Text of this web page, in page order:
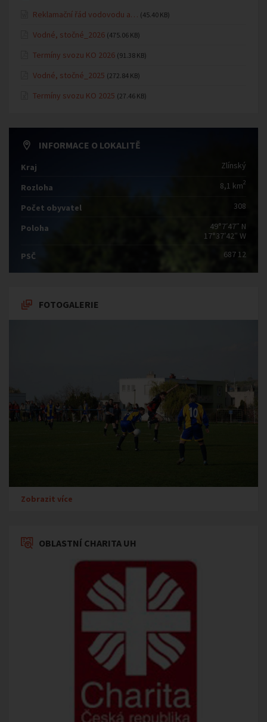
Reklamační řád vodovodu a… (45.40 KB)
Vodné, stočné_2026 (475.06 KB)
Termíny svozu KO 2026 (91.38 KB)
Vodné, stočné_2025 (272.84 KB)
Termíny svozu KO 2025 (27.46 KB)
INFORMACE O LOKALITĚ
Kraj Zlínský
Rozloha 8,1 km2
Počet obyvatel 308
Poloha
49°7′47″ N
17°37′42″ W
PSČ
687 12
FOTOGALERIE
Zobrazit více
OBLASTNÍ CHARITA UH